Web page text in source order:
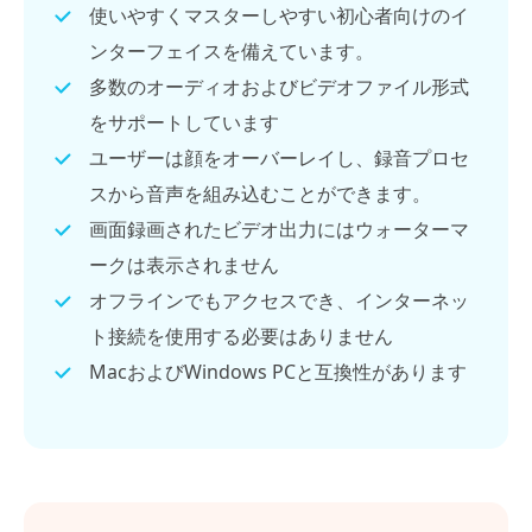
使いやすくマスターしやすい初心者向けのイ
ンターフェイスを備えています。
多数のオーディオおよびビデオファイル形式
をサポートしています
ユーザーは顔をオーバーレイし、録音プロセ
スから音声を組み込むことができます。
画面録画されたビデオ出力にはウォーターマ
ークは表示されません
オフラインでもアクセスでき、インターネッ
ト接続を使用する必要はありません
MacおよびWindows PCと互換性があります